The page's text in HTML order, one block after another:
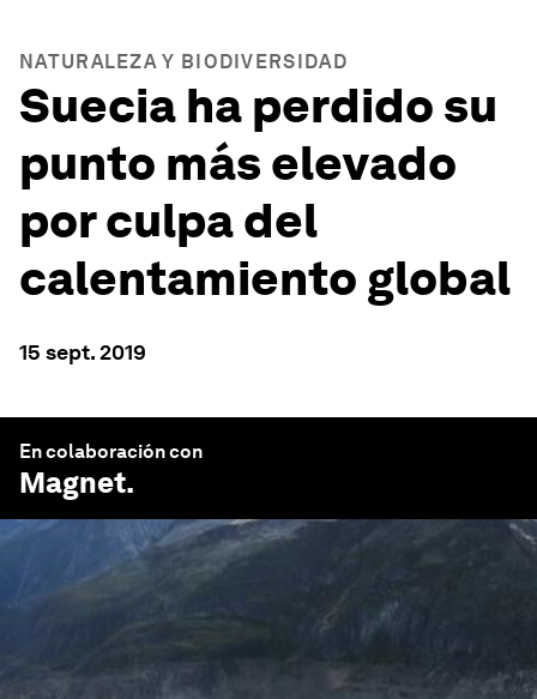
NATURALEZA Y BIODIVERSIDAD
Suecia ha perdido su
punto más elevado
por culpa del
calentamiento global
15 sept. 2019
En colaboración con
Magnet.